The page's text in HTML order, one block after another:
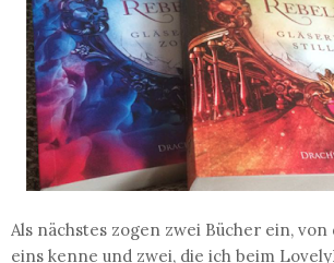
Als nächstes zogen zwei Bücher ein,
eins kenne und zwei, die ich beim